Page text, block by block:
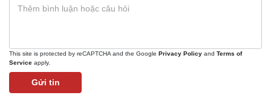
This site is protected by reCAPTCHA and the Google Privacy Policy and Terms of
Service apply.
Gửi tin